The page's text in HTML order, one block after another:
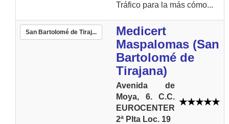
Tráfico para la más cómo...
San Bartolomé de Tiraj...
Medicert
Maspalomas (San
Bartolomé de
Tirajana)
Avenida de
Moya, 6. C.C.
EUROCENTER
2ª Plta Loc. 19